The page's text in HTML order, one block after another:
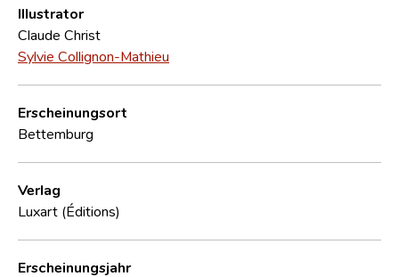
Illustrator
Claude Christ
Sylvie Collignon-Mathieu
Erscheinungsort
Bettemburg
Verlag
Luxart (Éditions)
Erscheinungsjahr